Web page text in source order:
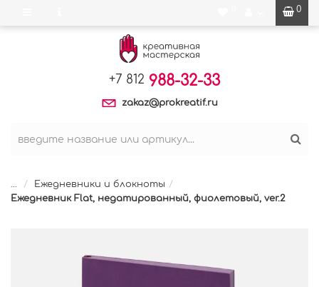
0
+7 812 988-32-33
zakaz@prokreatif.ru
...
Ежедневники и блокноты
Ежедневник Flat, недатированный, фиолетовый, ver.2